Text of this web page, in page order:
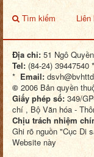
Tìm kiếm
Địa chỉ: 51 Ngô
Tel:(84-24)
*Email:
©2006 Bản quyền
Giấy phép số:349/
chí , Bộ Văn hóa -
Chịu trách nhiệm